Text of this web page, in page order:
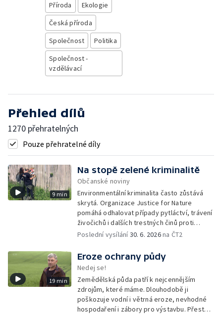
Příroda
Ekologie
Česká příroda
Společnost
Politika
Společnost -
vzdělávací
Přehled dílů
1270 přehratelných
Pouze přehratelné díly
9 min
Na stopě zelené kriminalitě
Občanské noviny
Environmentální kriminalita často zůstává
skrytá. Organizace Justice for Nature
pomáhá odhalovat případy pytláctví, trávení
živočichů i dalších trestných činů proti
přírodě. Dlouhodobým monitoringem a
pomoci při jejich vyšetřování.
Poslední vysílání30. 6. 2026na ČT2
19 min
Eroze ochrany půdy
Nedej se!
Zemědělská půda patří k nejcennějším
zdrojům, které máme. Dlouhodobě ji
poškozuje vodní i větrná eroze, nevhodné
hospodaření i zábory pro výstavbu. Přesto